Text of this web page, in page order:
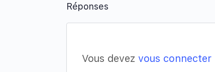
Réponses
Vous devez vous connecter